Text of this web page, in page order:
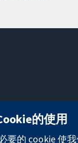
的使用
要的 cookie 使